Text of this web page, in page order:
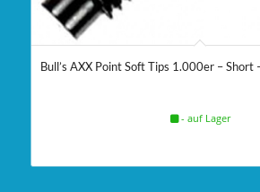
Bull’s AXX Point Soft Tips 1.000er – Short
- auf Lager